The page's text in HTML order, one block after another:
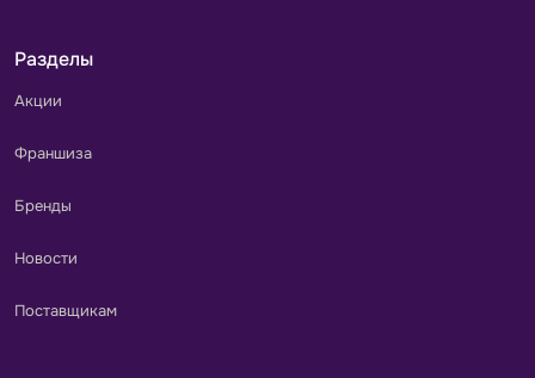
Разделы
Акции
Франшиза
Бренды
Новости
Поставщикам